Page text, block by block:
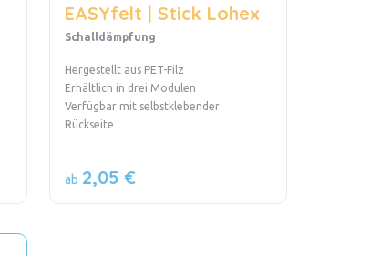
EASYfelt | Stick Lohex
Schalldämpfung
Hergestellt aus PET-Filz
Erhältlich in drei Modulen
Verfügbar mit selbstklebender
Rückseite
ab 2,05 €